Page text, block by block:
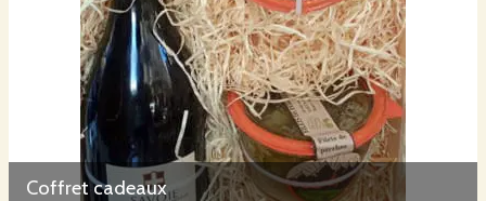
Coffret cadeaux